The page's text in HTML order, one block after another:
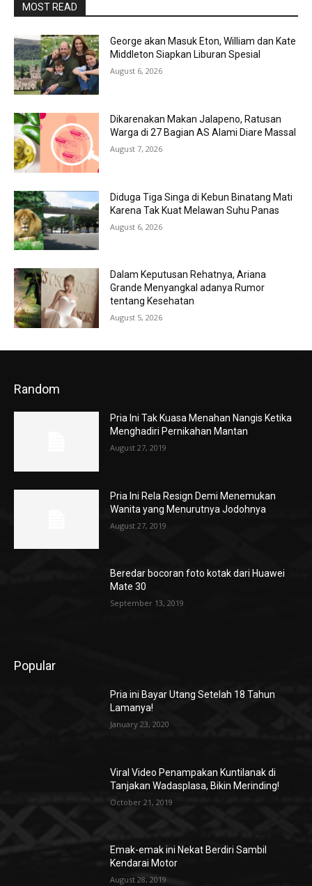
MOST READ
George akan Masuk Eton, William dan Kate
Middleton Siapkan Liburan Spesial
August 6, 2026
Dikarenakan Makan Jalapeno, Ratusan
Warga di 27 Bagian AS Alami Diare Massal
August 7, 2026
Diduga Tiga Singa di Kebun Binatang Mati
Karena Tak Kuat Melawan Suhu Panas
August 6, 2026
Dalam Keputusan Rehatnya, Ariana
Grande Menyangkal adanya Rumor
tentang Kesehatan
August 5, 2026
Random
Pria Ini Tak Kuasa Menahan Nangis Ketika
Menghadiri Pernikahan Mantan
August 27, 2019
Pria Ini Rela Resign Demi Menemukan
Wanita yang Menurutnya Jodohnya
August 27, 2019
Beredar bocoran foto kotak dari Huawei
Mate 30
September 13, 2019
Popular
Pria ini Bayar Utang Setelah 18 Tahun
Lamanya!
January 23, 2020
Viral Video Penampakan Kuntilanak di
Tanjakan Wadasplasa, Bikin Merinding!
October 21, 2019
Emak-emak ini Nekat Berdiri Sambil
Kendarai Motor
August 28, 2019